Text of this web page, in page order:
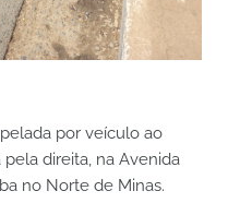
por veículo ao
direita, na Avenida
no Norte de Minas.